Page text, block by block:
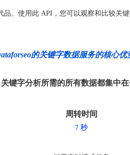
品。使用此 API，您可以观察和比较关
的关键字数据服务的核心优
关键字分析所需的所有数据都集中
周转时间
7 秒